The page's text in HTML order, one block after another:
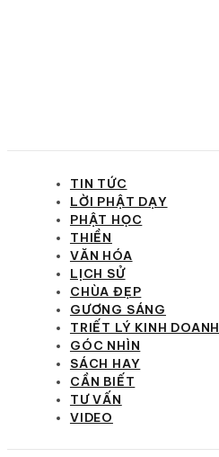
TIN TỨC
LỜI PHẬT DẠY
PHẬT HỌC
THIỀN
VĂN HÓA
LỊCH SỬ
CHÙA ĐẸP
GƯƠNG SÁNG
TRIẾT LÝ KINH DOANH
GÓC NHÌN
SÁCH HAY
CẦN BIẾT
TƯ VẤN
VIDEO